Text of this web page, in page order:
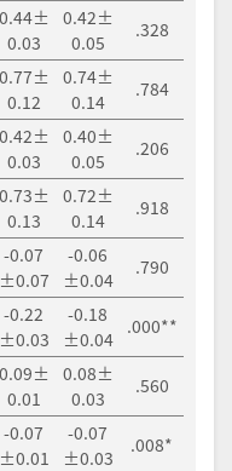
0.44±
0.03
0.42±
0.05
.328
0.77±
0.12
0.74±
0.14
.784
0.42±
0.03
0.40±
0.05
.206
0.73±
0.13
0.72±
0.14
.918
-0.07
±0.07
-0.06
±0.04
.790
-0.22
±0.03
-0.18
±0.04
.000**
0.09±
0.01
0.08±
0.03
.560
-0.07
±0.01
-0.07
±0.03
.008*